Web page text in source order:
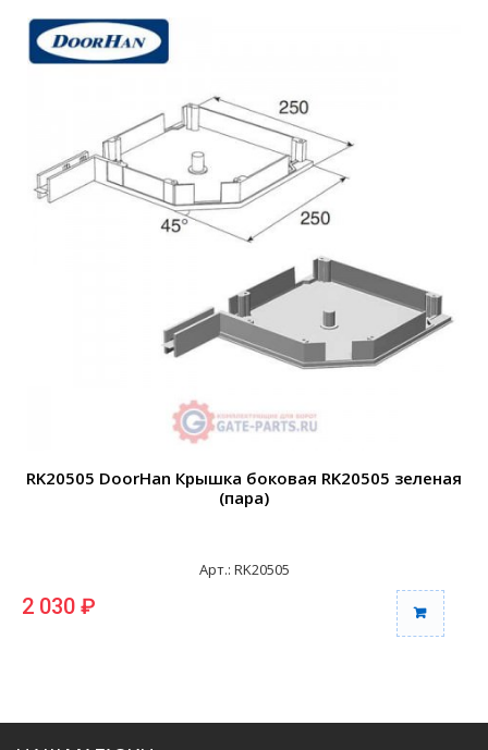
RK20505 DoorHan Крышка боковая RK20505 зеленая
(пара)
Арт.: RK20505
2 030 ₽